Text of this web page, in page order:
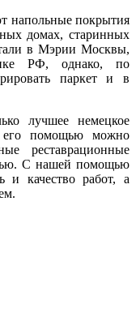
напольные покрытия
домах, старинных
в Мэрии Москвы,
РФ, однако, по
паркет и в
лучшее немецкое
его помощью можно
реставрационные
С нашей помощью
и качество работ, а